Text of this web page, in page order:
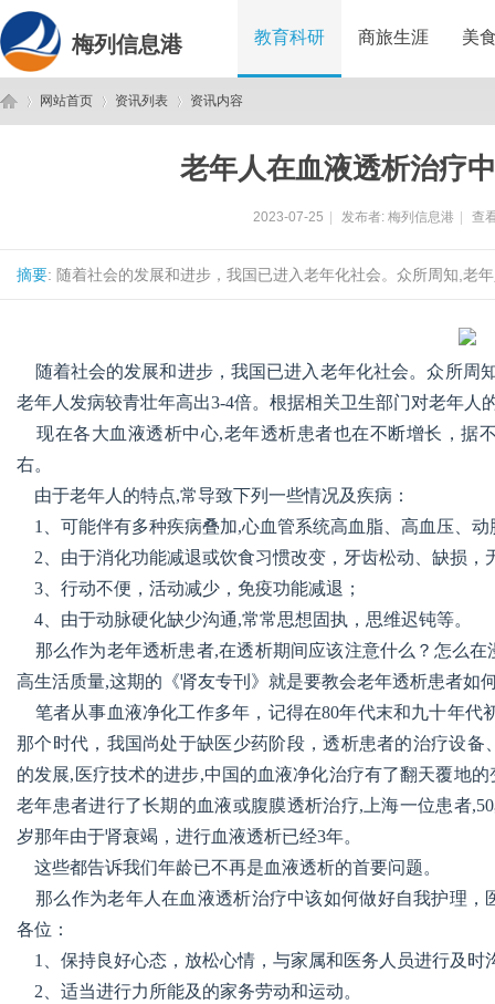
梅列信息港 教育科研 商旅生涯 美
网站首页 资讯列表 资讯内容
老年人在血液透析治疗
2023-07-25 发布者: 梅列信息港 查
摘要: 随着社会的发展和进步，我国已进入老年化社会。众所周知,老
随着社会的发展和进步，我国已进入老年化社会。众所周
老年人发病较青壮年高出3-4倍。根据相关卫生部门对老年人
现在各大血液透析中心,老年透析患者也在不断增长，据
右。
由于老年人的特点,常导致下列一些情况及疾病：
1、可能伴有多种疾病叠加,心血管系统高血脂、高血压、
2、由于消化功能减退或饮食习惯改变，牙齿松动、缺损，
3、行动不便，活动减少，免疫功能减退；
4、由于动脉硬化缺少沟通,常常思想固执，思维迟钝等。
那么作为老年透析患者,在透析期间应该注意什么？怎么
高生活质量,这期的《肾友专刊》就是要教会老年透析患者如
笔者从事血液净化工作多年，记得在80年代末和九十年代
那个时代，我国尚处于缺医少药阶段，透析患者的治疗设
的发展,医疗技术的进步,中国的血液净化治疗有了翻天覆地
老年患者进行了长期的血液或腹膜透析治疗,上海一位患者
岁那年由于肾衰竭，进行血液透析已经3年。
这些都告诉我们年龄已不再是血液透析的首要问题。
那么作为老年人在血液透析治疗中该如何做好自我护理，
各位：
1、保持良好心态，放松心情，与家属和医务人员进行及时
2、适当进行力所能及的家务劳动和运动。